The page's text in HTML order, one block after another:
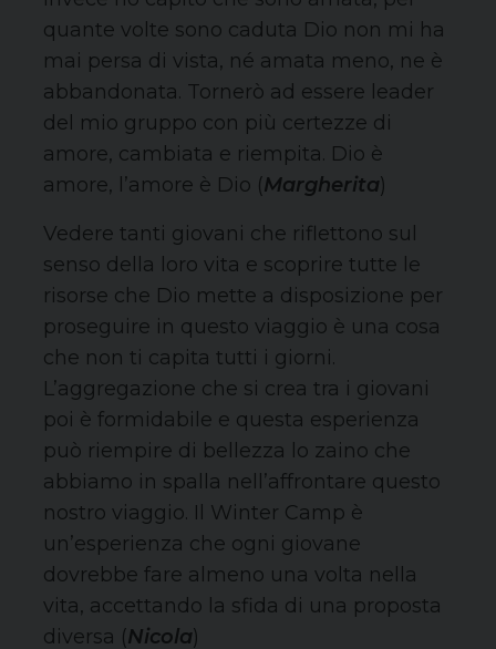
quante volte sono caduta Dio non mi ha
mai persa di vista, né amata meno, ne è
abbandonata. Tornerò ad essere leader
del mio gruppo con più certezze di
amore, cambiata e riempita. Dio è
amore, l’amore è Dio (Margherita)
Vedere tanti giovani che riflettono sul
senso della loro vita e scoprire tutte le
risorse che Dio mette a disposizione per
proseguire in questo viaggio è una cosa
che non ti capita tutti i giorni.
L’aggregazione che si crea tra i giovani
poi è formidabile e questa esperienza
può riempire di bellezza lo zaino che
abbiamo in spalla nell’affrontare questo
nostro viaggio. Il Winter Camp è
un’esperienza che ogni giovane
dovrebbe fare almeno una volta nella
vita, accettando la sfida di una proposta
diversa (Nicola)